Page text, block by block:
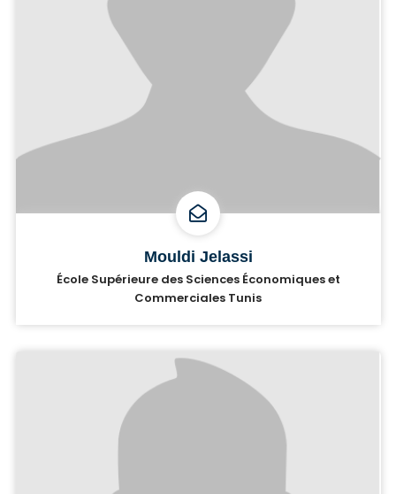
Mouldi Jelassi
École Supérieure des Sciences Économiques et
Commerciales Tunis